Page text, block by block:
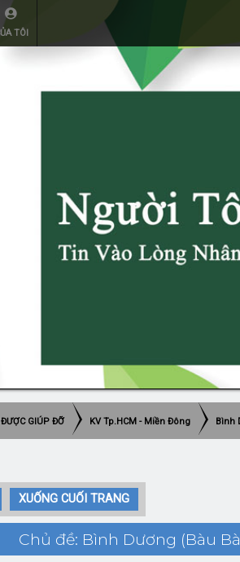
TÔI
GIÚP ĐỠ KV Tp.HCM - Miền Đông Bình
XUỐNG CUỐI TRANG
Chủ đề: Bình Dương (Bàu